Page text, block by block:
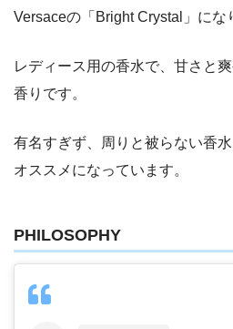
Versaceの「Bright Crystal」にな
レディース用の香水で、甘さと
香りです。
有名すぎず、周りと被らない香
オススメになっています。
PHILOSOPHY